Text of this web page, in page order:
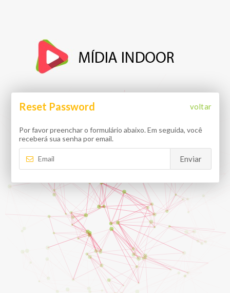
voltar
Reset Password
Por favor preenchar o formulário abaixo. Em seguida, você
receberá sua senha por email.
Enviar